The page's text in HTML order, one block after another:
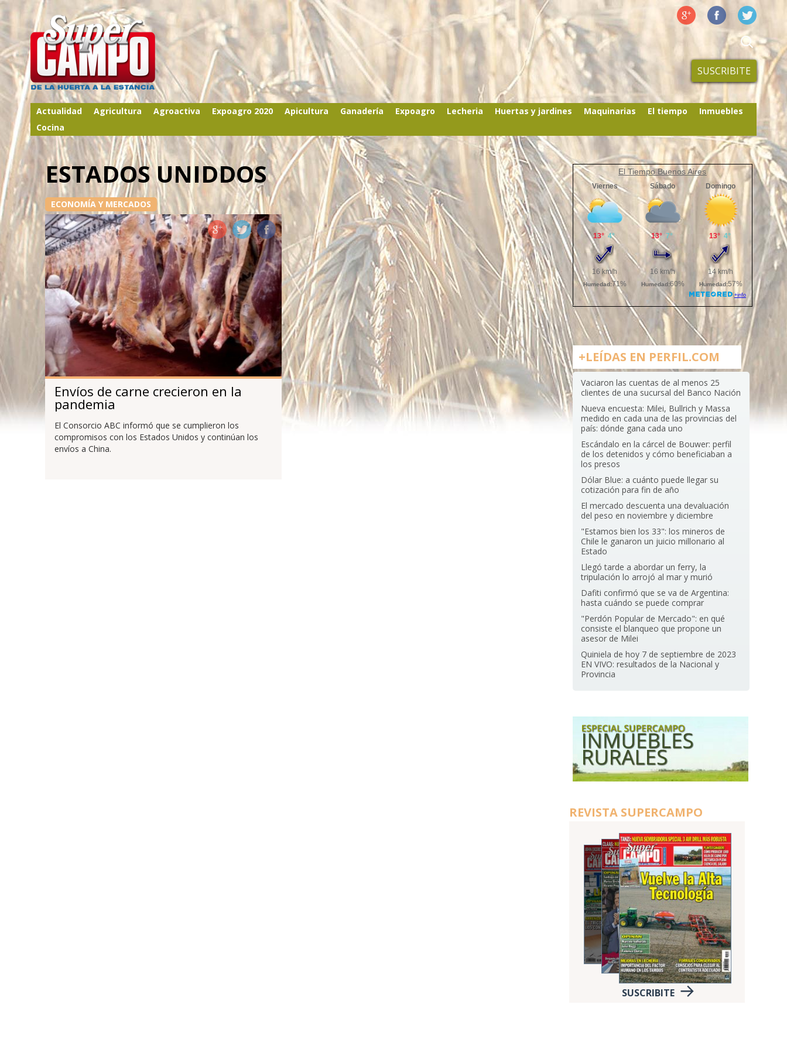
SUSCRIBITE
Actualidad Agricultura Agroactiva Expoagro 2020 Apicultura Ganadería Expoagro Lecheria Huertas y jardines Maquinarias El tiempo
Inmuebles
Cocina
ESTADOS UNIDDOS
ECONOMÍA Y MERCADOS
Envíos de carne crecieron en la
pandemia
El Consorcio ABC informó que se cumplieron los
compromisos con los Estados Unidos y continúan los
envíos a China.
El Tiempo Buenos Aires
+LEÍDAS EN PERFIL.COM
Vaciaron las cuentas de al menos 25
clientes de una sucursal del Banco Nación
Nueva encuesta: Milei, Bullrich y Massa
medido en cada una de las provincias del
país: dónde gana cada uno
Escándalo en la cárcel de Bouwer: perfil
de los detenidos y cómo beneficiaban a
los presos
Dólar Blue: a cuánto puede llegar su
cotización para fin de año
El mercado descuenta una devaluación
del peso en noviembre y diciembre
"Estamos bien los 33": los mineros de
Chile le ganaron un juicio millonario al
Estado
Llegó tarde a abordar un ferry, la
tripulación lo arrojó al mar y murió
Dafiti confirmó que se va de Argentina:
hasta cuándo se puede comprar
"Perdón Popular de Mercado": en qué
consiste el blanqueo que propone un
asesor de Milei
Quiniela de hoy 7 de septiembre de 2023
EN VIVO: resultados de la Nacional y
Provincia
REVISTA SUPERCAMPO
SUSCRIBITE